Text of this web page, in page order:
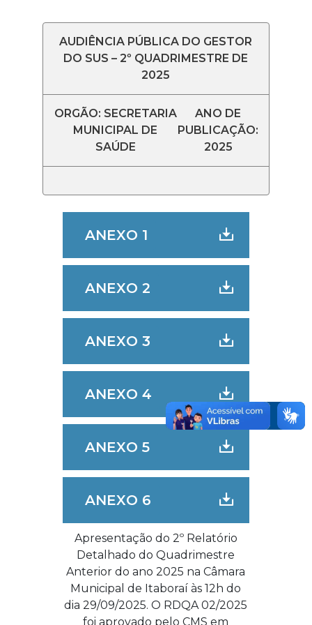
AUDIÊNCIA PÚBLICA DO GESTOR
DO SUS – 2º QUADRIMESTRE DE
2025
ORGÃO: SECRETARIA
MUNICIPAL DE
SAÚDE
ANO DE
PUBLICAÇÃO:
2025
ANEXO 1
ANEXO 2
ANEXO 3
ANEXO 4
ANEXO 5
ANEXO 6
Apresentação do 2º Relatório
Detalhado do Quadrimestre
Anterior do ano 2025 na Câmara
Municipal de Itaboraí às 12h do
dia 29/09/2025. O RDQA 02/2025
foi aprovado pelo CMS em